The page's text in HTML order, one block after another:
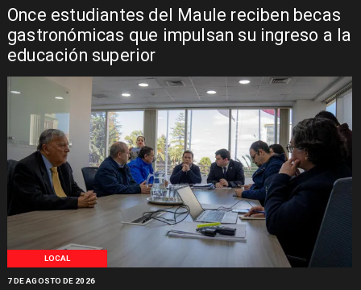
Once estudiantes del Maule reciben becas
gastronómicas que impulsan su ingreso a la
educación superior
LOCAL
7 DE AGOSTO DE 2026